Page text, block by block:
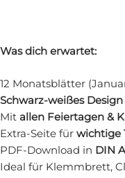
Was dich erwartet:
12 Monatsblätter
Schwarz-weißes
Mit allen Feiertagen &
Extra-Seite für wichtige
PDF-Download in DIN
Ideal für Klemmbrett,